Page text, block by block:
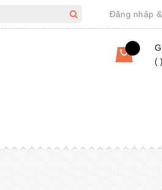
Đăng nhập &
(